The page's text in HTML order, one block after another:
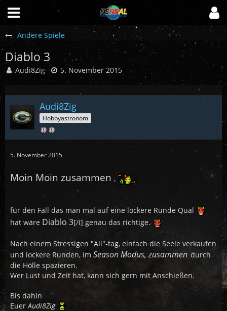
Andere Spiele
Diablo 3
Audi8Zig 5. November 2015
Audi8Zig
Hobbyastronom
5. November 2015
Moin Moin zusammen ,
für den Fall das man mal auf eine lockere Runde Qual
hat wäre Diablo 3[/i] genau das richtige.
Nach einem Stressigen "All"-tag, einfach die Seele verkaufen
und lockere Runden, im Season Modus, zusammen durch
die Hölle spazieren.
Wer Lust und Zeit hat, kann sich gern mit Anschießen.
Bis dahin
Euer Audi8Zig